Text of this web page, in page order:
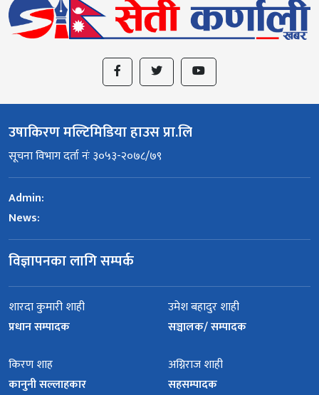
उषाकिरण मल्टिमिडिया हाउस प्रा.लि
सूचना विभाग दर्ता नंः ३०५३-२०७८/७९
Admin:
News:
विज्ञापनका लागि सम्पर्क
शारदा कुमारी शाही
प्रधान सम्पादक
उमेश बहादुर शाही
सञ्चालक/ सम्पादक
किरण शाह
कानुनी सल्लाहकार
अग्निराज शाही
सहसम्पादक